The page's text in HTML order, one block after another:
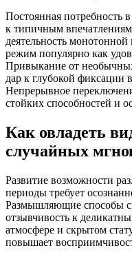
Постоянная потребность
к типичным
деятельность
режим популярно как
Привыкание от
дар к глубокой фиксации
Непрерывное
стойких способностей и
Как овладеть
случайных
Развитие возможности
периоды требует
Размышляющие способы
отзывчивость к
атмосфере и скрытом
повышает